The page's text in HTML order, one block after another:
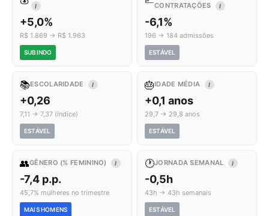
I
+5,0%
R$ 1.869 → R$ 1.963
SUBINDO
CONTRATAÇÕES I
-6,1%
196 → 184 admissões
ESTÁVEL
📚ESCOLARIDADE I
+0,26
7,11 → 7,37 (índice)
ESTÁVEL
🎂IDADE MÉDIA I
+0,1 anos
29,7 → 29,8 anos
ESTÁVEL
👥GÊNERO (% FEMININO) I
-7,4 p.p.
45,7% mulheres no trimestre
MAIS HOMENS
🕐JORNADA SEMANAL I
-0,5h
43h → 43h semanais
ESTÁVEL